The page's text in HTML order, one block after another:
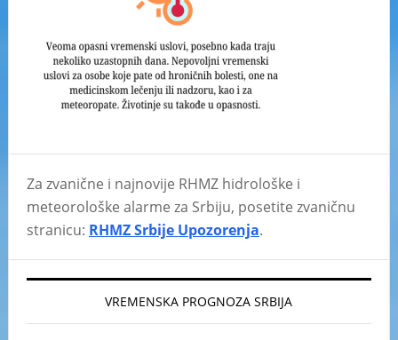
Za zvanične i najnovije RHMZ hidrološke i
meteorološke alarme za Srbiju, posetite zvaničnu
stranicu: RHMZ Srbije Upozorenja.
VREMENSKA PROGNOZA SRBIJA